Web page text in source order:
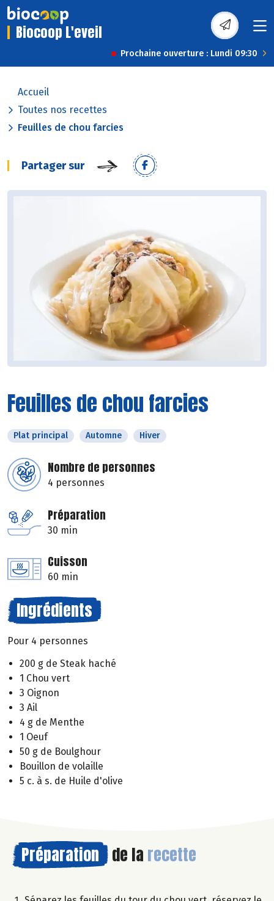
Biocoop L'eveil
Prochaine ouverture : Lundi 09:30
Accueil
Toutes nos recettes
Feuilles de chou farcies
Partager sur
Feuilles de chou farcies
Plat principal Automne Hiver
Nombre de personnes
4 personnes
Préparation
30 min
Cuisson
60 min
Ingrédients
Pour 4 personnes
200 g de Steak haché
1 Chou vert
3 Oignon
3 Ail
4 g de Menthe
1 Oeuf
50 g de Boulghour
Bouillon de volaille
5 c. à s. de Huile d'olive
Préparation de la recette